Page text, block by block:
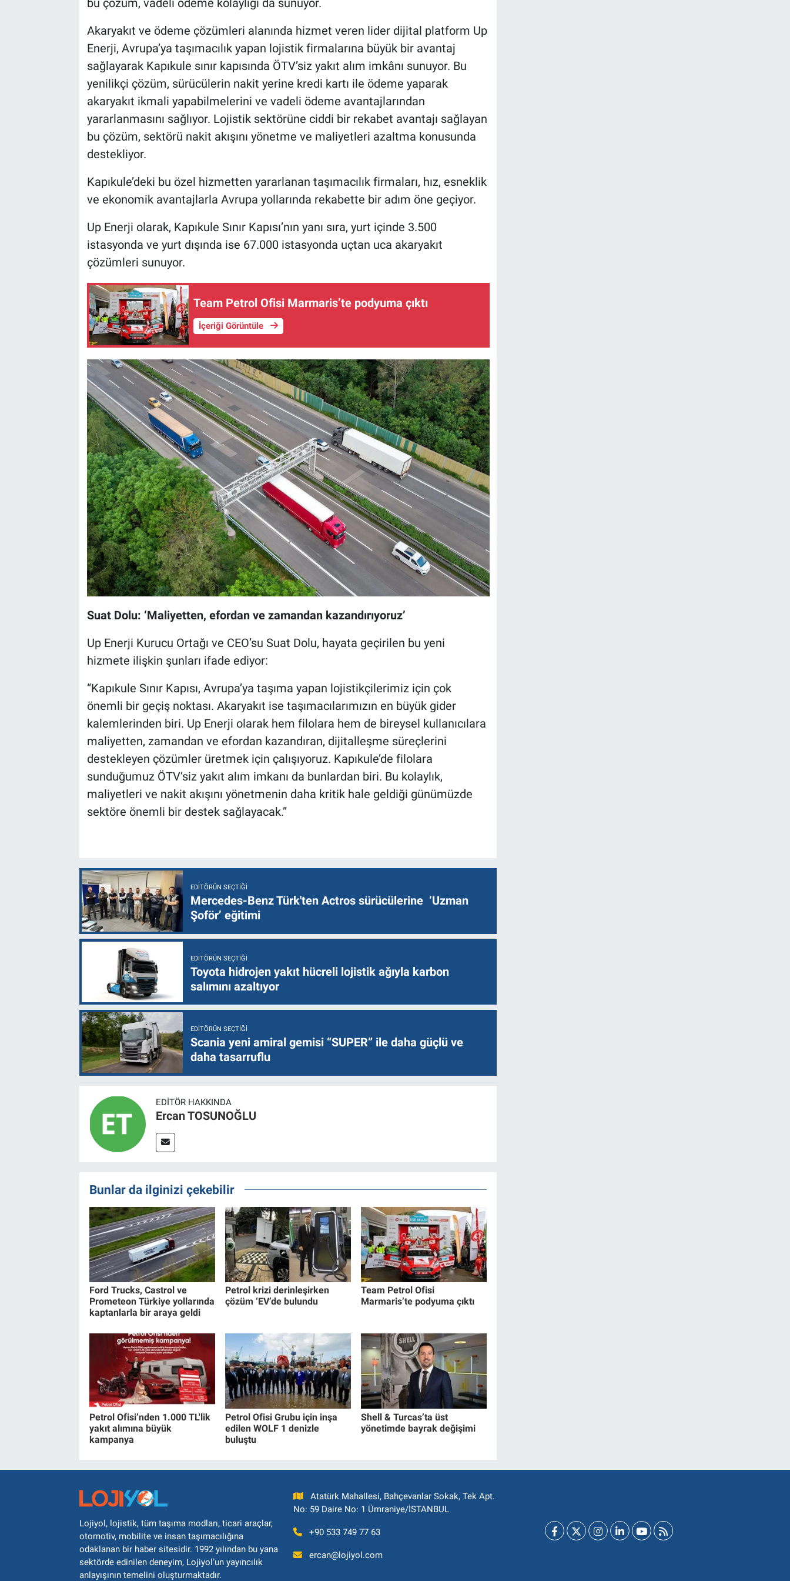
bu çözüm, vadeli ödeme kolaylığı da sunuyor.
Akaryakıt ve ödeme çözümleri alanında hizmet veren lider dijital platform Up
Enerji, Avrupa’ya taşımacılık yapan lojistik firmalarına büyük bir avantaj
sağlayarak Kapıkule sınır kapısında ÖTV’siz yakıt alım imkânı sunuyor. Bu
yenilikçi çözüm, sürücülerin nakit yerine kredi kartı ile ödeme yaparak
akaryakıt ikmali yapabilmelerini ve vadeli ödeme avantajlarından
yararlanmasını sağlıyor. Lojistik sektörüne ciddi bir rekabet avantajı sağlayan
bu çözüm, sektörü nakit akışını yönetme ve maliyetleri azaltma konusunda
destekliyor.
Kapıkule’deki bu özel hizmetten yararlanan taşımacılık firmaları, hız, esneklik
ve ekonomik avantajlarla Avrupa yollarında rekabette bir adım öne geçiyor.
Up Enerji olarak, Kapıkule Sınır Kapısı’nın yanı sıra, yurt içinde 3.500
istasyonda ve yurt dışında ise 67.000 istasyonda uçtan uca akaryakıt
çözümleri sunuyor.
Team Petrol Ofisi Marmaris’te podyuma çıktı
İçeriği Görüntüle
Suat Dolu: ‘Maliyetten, efordan ve zamandan kazandırıyoruz’
Up Enerji Kurucu Ortağı ve CEO’su Suat Dolu, hayata geçirilen bu yeni
hizmete ilişkin şunları ifade ediyor:
“Kapıkule Sınır Kapısı, Avrupa’ya taşıma yapan lojistikçilerimiz için çok
önemli bir geçiş noktası. Akaryakıt ise taşımacılarımızın en büyük gider
kalemlerinden biri. Up Enerji olarak hem filolara hem de bireysel kullanıcılara
maliyetten, zamandan ve efordan kazandıran, dijitalleşme süreçlerini
destekleyen çözümler üretmek için çalışıyoruz. Kapıkule’de filolara
sunduğumuz ÖTV’siz yakıt alım imkanı da bunlardan biri. Bu kolaylık,
maliyetleri ve nakit akışını yönetmenin daha kritik hale geldiği günümüzde
sektöre önemli bir destek sağlayacak.”
EDITÖRÜN SEÇTIĞI
Mercedes-Benz Türk'ten Actros sürücülerine ‘Uzman
Şoför’ eğitimi
EDITÖRÜN SEÇTIĞI
Toyota hidrojen yakıt hücreli lojistik ağıyla karbon
salımını azaltıyor
EDITÖRÜN SEÇTIĞI
Scania yeni amiral gemisi “SUPER” ile daha güçlü ve
daha tasarruflu
EDITÖR HAKKINDA
Ercan TOSUNOĞLU
Bunlar da ilginizi çekebilir
Ford Trucks, Castrol ve
Prometeon Türkiye yollarında
kaptanlarla bir araya geldi
Petrol krizi derinleşirken
çözüm ‘EV’de bulundu
Team Petrol Ofisi
Marmaris’te podyuma çıktı
Petrol Ofisi’nden 1.000 TL'lik
yakıt alımına büyük
kampanya
Petrol Ofisi Grubu için inşa
edilen WOLF 1 denizle
buluştu
Shell & Turcas’ta üst
yönetimde bayrak değişimi
Lojiyol, lojistik, tüm taşıma modları, ticari araçlar,
otomotiv, mobilite ve insan taşımacılığına
odaklanan bir haber sitesidir. 1992 yılından bu yana
sektörde edinilen deneyim, Lojiyol’un yayıncılık
anlayışının temelini oluşturmaktadır.
Atatürk Mahallesi, Bahçevanlar Sokak, Tek Apt.
No: 59 Daire No: 1 Ümraniye/İSTANBUL
+90 533 749 77 63
ercan@lojiyol.com